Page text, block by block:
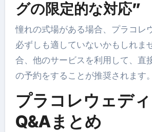
グの限定的な対応”
憧れの式場がある場合、プラコレ
必ずしも適していないかもしれま
合、他のサービスを利用して、直
の予約をすることが推奨されます。
プラコレウェデ
Q&Aまとめ